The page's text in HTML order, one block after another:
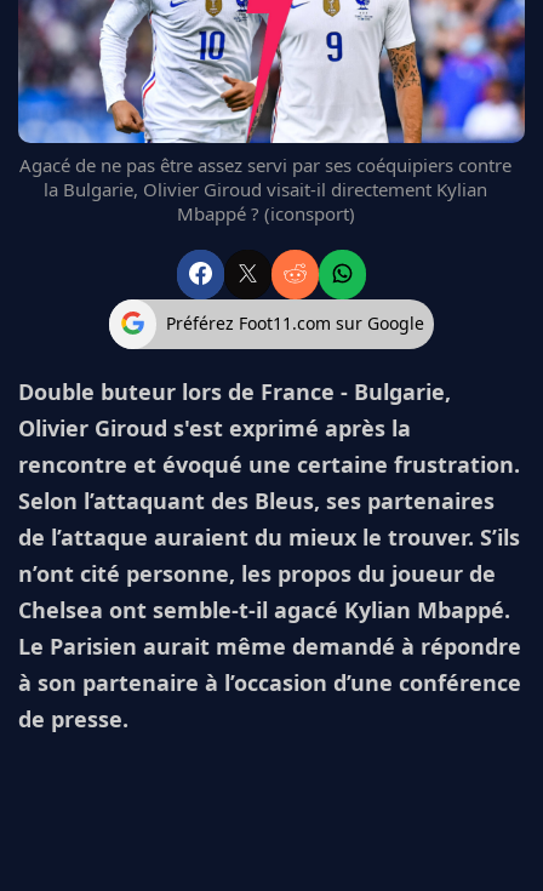
FC BARCELONE
MANCHESTER UNITED
CHELSEA
ARSENAL
BAYERN
L'AVIS DE LA RÉDAC'
Agacé de ne pas être assez servi par ses coéquipiers contre
la Bulgarie, Olivier Giroud visait-il directement Kylian
Mbappé ? (iconsport)
Préférez Foot11.com sur Google
Double buteur lors de France - Bulgarie,
Olivier Giroud s'est exprimé après la
rencontre et évoqué une certaine frustration.
Selon l’attaquant des Bleus, ses partenaires
de l’attaque auraient du mieux le trouver. S’ils
n’ont cité personne, les propos du joueur de
Chelsea ont semble-t-il agacé Kylian Mbappé.
Le Parisien aurait même demandé à répondre
à son partenaire à l’occasion d’une conférence
de presse.